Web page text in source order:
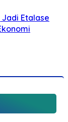
Jadi Etalase